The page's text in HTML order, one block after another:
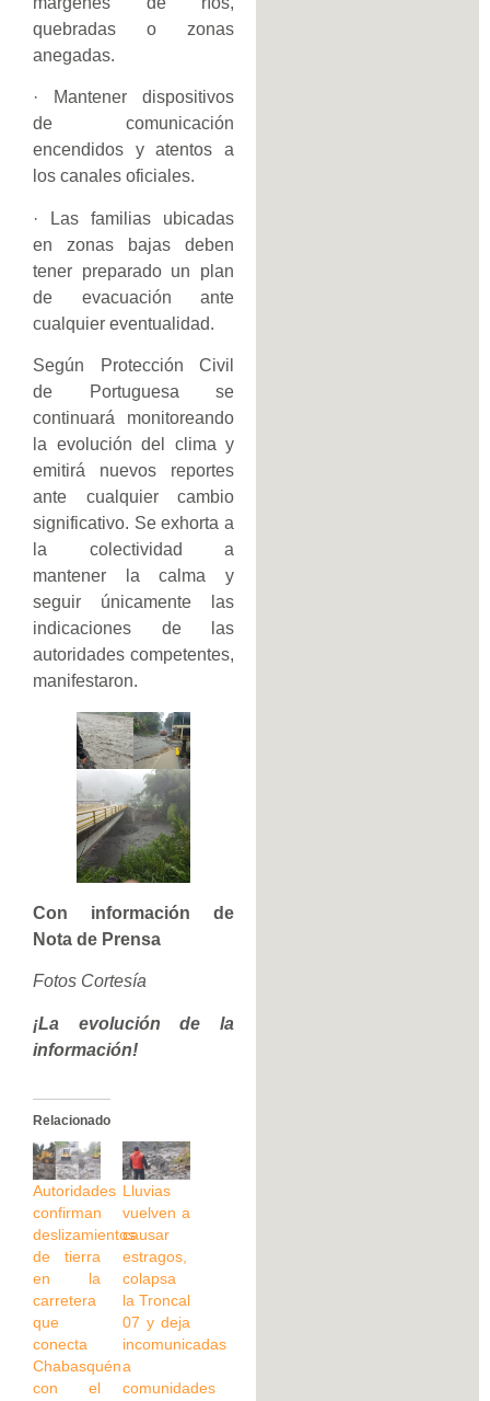
quebradas o zonas
anegadas.
· Mantener dispositivos
de comunicación
encendidos y atentos a
los canales oficiales.
· Las familias ubicadas
en zonas bajas deben
tener preparado un plan
de evacuación ante
cualquier eventualidad.
Según Protección Civil
de Portuguesa se
continuará monitoreando
la evolución del clima y
emitirá nuevos reportes
ante cualquier cambio
significativo. Se exhorta a
la colectividad a
mantener la calma y
seguir únicamente las
indicaciones de las
autoridades competentes,
manifestaron.
Con información de
Nota de Prensa
Fotos Cortesía
¡La evolución de la
información!
Relacionado
Autoridades
confirman
deslizamientos
de tierra
en la
carretera
que
conecta
Chabasquén
con el
Lluvias
vuelven a
causar
estragos,
colapsa
la Troncal
07 y deja
incomunicadas
a
comunidades